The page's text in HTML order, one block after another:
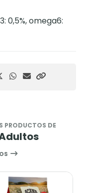
0,5%, omega6:
PRODUCTOS DE